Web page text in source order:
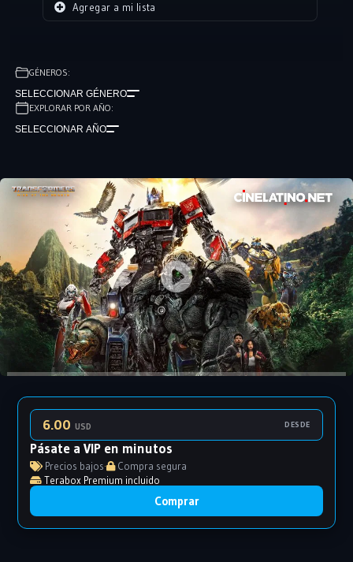
Agregar a mi lista
GÉNEROS:
SELECCIONAR GÉNERO
EXPLORAR POR AÑO:
SELECCIONAR AÑO
6.00USD DESDE
Pásate a VIP en minutos
Precios bajos·
Compra segura
Terabox Premium incluido
Comprar